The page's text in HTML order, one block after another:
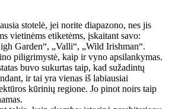
stotelė, jei norite diapazono, nes jis
vietinėms etiketėms, įskaitant savo:
Garden“, „Valli“, „Wild Irishman“.
piligrimystė, kaip ir vyno apsilankymas.
buvo sukurtas taip, kad sužadintų
ir tai yra vienas iš labiausiai
kūrinių regione. Jo pinot noirs taip